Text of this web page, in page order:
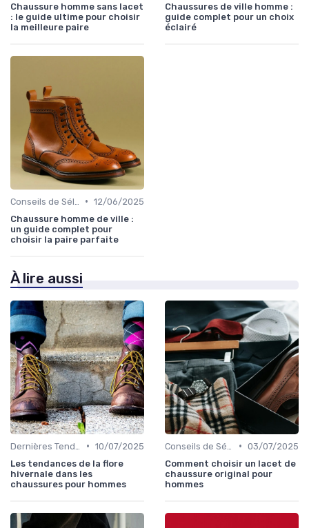
Chaussure homme sans lacet
: le guide ultime pour choisir
la meilleure paire
Chaussures de ville homme :
guide complet pour un choix
éclairé
• 12/06/2025
Chaussure homme de ville :
un guide complet pour
choisir la paire parfaite
À lire aussi
• 10/07/2025
Les tendances de la flore
hivernale dans les
chaussures pour hommes
• 03/07/2025
Comment choisir un lacet de
chaussure original pour
hommes